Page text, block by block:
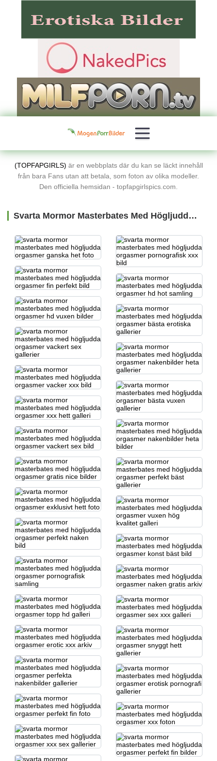
(TOPFAPGIRLS) är en webbplats där du kan se läckt innehåll
från bara Fans utan att betala, som foton av olika modeller.
Den officiella hemsidan - topfapgirlspics.com.
Svarta Mormor Masterbates Med Högljudda Orgasmer Gratis Porrbilder